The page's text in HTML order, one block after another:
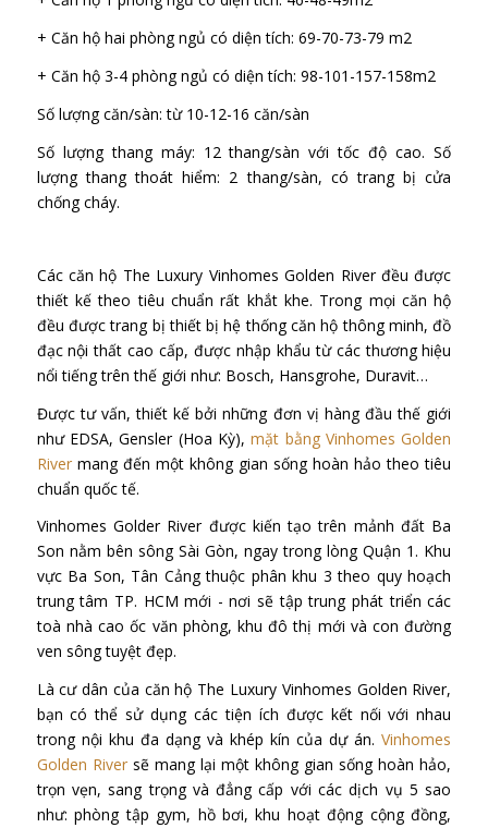
+ Căn hộ hai phòng ngủ có diện tích: 69-70-73-79 m2
+ Căn hộ 3-4 phòng ngủ có diện tích: 98-101-157-158m2
Số lượng căn/sàn: từ 10-12-16 căn/sàn
Số lượng thang máy: 12 thang/sàn với tốc độ cao.Số
lượng thang thoát hiểm: 2 thang/sàn, có trang bị cửa
chống cháy.
Các căn hộ The Luxury Vinhomes Golden River đều được
thiết kế theo tiêu chuẩn rất khắt khe. Trong mọi căn hộ
đều được trang bị thiết bị hệ thống căn hộ thông minh, đồ
đạc nội thất cao cấp, được nhập khẩu từ các thương hiệu
nổi tiếng trên thế giới như: Bosch, Hansgrohe, Duravit…
Được tư vấn, thiết kế bởi những đơn vị hàng đầu thế giới
như EDSA, Gensler (Hoa Kỳ),mặt bằng Vinhomes Golden
Rivermang đến một không gian sống hoàn hảo theo tiêu
chuẩn quốc tế.
Vinhomes Golder River được kiến tạo trên mảnh đất Ba
Son nằm bên sông Sài Gòn, ngay trong lòng Quận 1. Khu
vực Ba Son, Tân Cảng thuộc phân khu 3 theo quy hoạch
trung tâm TP. HCM mới - nơi sẽ tập trung phát triển các
toà nhà cao ốc văn phòng, khu đô thị mới và con đường
ven sông tuyệt đẹp.
Là cư dân của căn hộ The Luxury Vinhomes Golden River,
bạn có thể sử dụng các tiện ích được kết nối với nhau
trong nội khu đa dạng và khép kín của dự án.Vinhomes
Golden Riversẽ mang lại một không gian sống hoàn hảo,
trọn vẹn, sang trọng và đẳng cấp với các dịch vụ 5 sao
như: phòng tập gym, hồ bơi, khu hoạt động cộng đồng,